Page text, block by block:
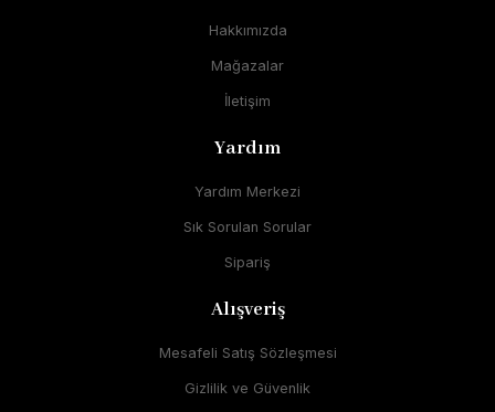
Hakkımızda
Mağazalar
İletişim
Yardım
Yardım Merkezi
Sık Sorulan Sorular
Sipariş
Alışveriş
Mesafeli Satış Sözleşmesi
Gizlilik ve Güvenlik